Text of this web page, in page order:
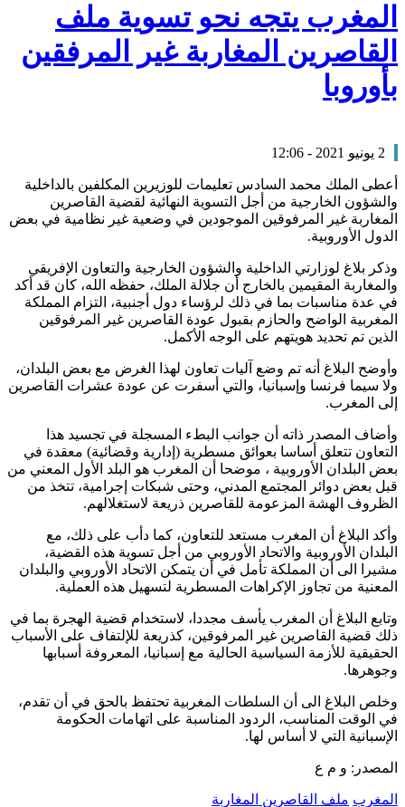
المغرب يتجه نحو تسوية ملف
القاصرين المغاربة غير المرفقين
بأوروبا
2 يونيو 2021 - 12:06
أعطى الملك محمد السادس تعليمات للوزيرين المكلفين بالداخلية
والشؤون الخارجية من أجل التسوية النهائية لقضية القاصرين
المغاربة غير المرفوقين الموجودين في وضعية غير نظامية في بعض
الدول الأوروبية.
وذكر بلاغ لوزارتي الداخلية والشؤون الخارجية والتعاون الإفريقي
والمغاربة المقيمين بالخارج أن جلالة الملك، حفظه الله، كان قد أكد
في عدة مناسبات بما في ذلك لرؤساء دول أجنبية، التزام المملكة
المغربية الواضح والحازم بقبول عودة القاصرين غير المرفوقين
الذين تم تحديد هويتهم على الوجه الأكمل.
وأوضح البلاغ أنه تم وضع آليات تعاون لهذا الغرض مع بعض البلدان،
ولا سيما فرنسا وإسبانيا، والتي أسفرت عن عودة عشرات القاصرين
إلى المغرب.
وأضاف المصدر ذاته أن جوانب البطء المسجلة في تجسيد هذا
التعاون تتعلق أساسا بعوائق مسطرية (إدارية وقضائية) معقدة في
بعض البلدان الأوروبية ، موضحا أن المغرب هو البلد الأول المعني من
قبل بعض دوائر المجتمع المدني، وحتى شبكات إجرامية، تتخذ من
الظروف الهشة المزعومة للقاصرين ذريعة لاستغلالهم.
وأكد البلاغ أن المغرب مستعد للتعاون، كما دأب على ذلك، مع
البلدان الأوروبية والاتحاد الأوروبي من أجل تسوية هذه القضية،
مشيرا الى أن المملكة تأمل في أن يتمكن الاتحاد الأوروبي والبلدان
المعنية من تجاوز الإكراهات المسطرية لتسهيل هذه العملية.
وتابع البلاغ أن المغرب يأسف مجددا، لاستخدام قضية الهجرة بما في
ذلك قضية القاصرين غير المرفوقين، كذريعة للإلتفاف على الأسباب
الحقيقية للأزمة السياسية الحالية مع إسبانيا، المعروفة أسبابها
وجوهرها.
وخلص البلاغ الى أن السلطات المغربية تحتفظ بالحق في أن تقدم،
في الوقت المناسب، الردود المناسبة على اتهامات الحكومة
الإسبانية التي لا أساس لها.
المصدر: و م ع
المغرب ملف القاصرين المغاربة